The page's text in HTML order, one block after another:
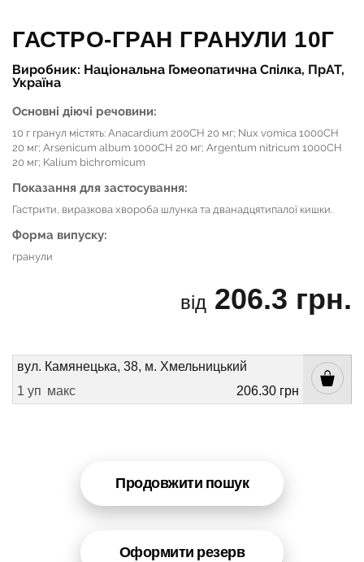
ГАСТРО-ГРАН ГРАНУЛИ 10Г
Виробник: Національна Гомеопатична Спілка, ПрАТ,
Україна
Основні діючі речовини:
10 г гранул містять: Anacardium 200CH 20 мг; Nux vomica 1000CH
20 мг; Arsenicum album 1000CH 20 мг; Argentum nitricum 1000CH
20 мг; Kalium bichromicum
Показання для застосування:
Гастрити, виразкова хвороба шлунка та дванадцятипалої кишки.
Форма випуску:
гранули
від 206.3 грн.
вул. Камянецька, 38, м. Хмельницький
1 уп макс 206.30 грн
Продовжити пошук
Оформити резерв